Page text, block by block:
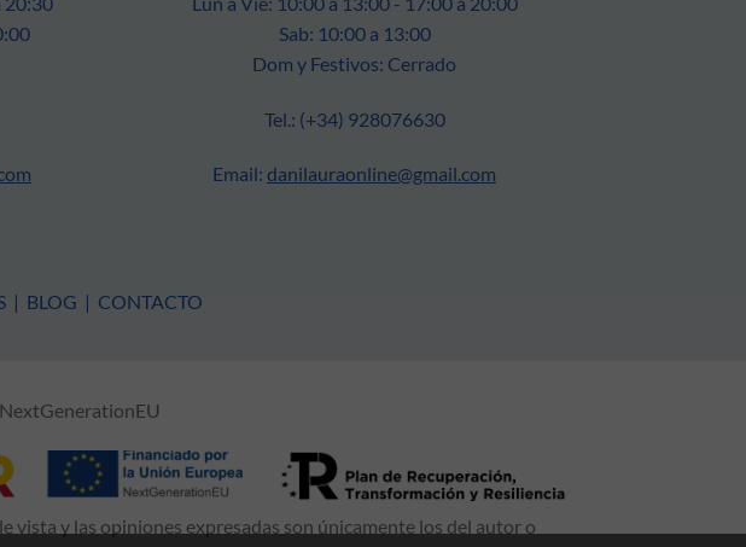
Sab: 10:00 a 13:00
Dom y Festivos: Cerrado
Tel.: (+34) 928076630
Email: danilauraonline@gmail.com
| BLOG | CONTACTO
y las opiniones expresadas son únicamente los del autor o